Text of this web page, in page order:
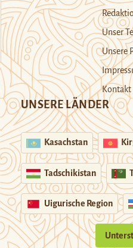
Unser
Unsere
Kontakt
UNSERE LÄNDER
Kasachstan
Tadschikistan
Uigurische Region